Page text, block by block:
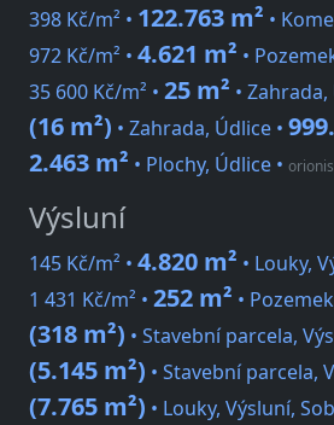
398 Kč/m² • 122.763 m² •
972 Kč/m² • 4.621 m² •
35 600 Kč/m² • 25 m² • Zahrada,
(16 m²) • Zahrada, Údlice •
2.463 m² • Plochy, Údlice •
Výsluní
145 Kč/m² • 4.820 m² • Louky,
1 431 Kč/m² • 252 m² •
(318 m²) • Stavební parcela,
(5.145 m²) • Stavební parcela,
(7.765 m²) • Louky, Výsluní,